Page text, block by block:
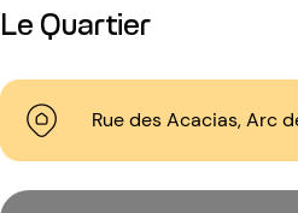
Le Quartier
Rue des Acacias, Arc